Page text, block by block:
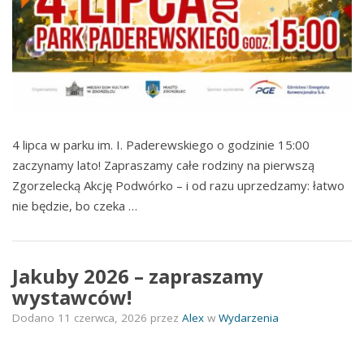
4 lipca w parku im. I. Paderewskiego o godzinie 15:00
zaczynamy lato! Zapraszamy całe rodziny na pierwszą
Zgorzelecką Akcję Podwórko – i od razu uprzedzamy: łatwo
nie będzie, bo czeka …
Jakuby 2026 – zapraszamy
wystawców!
Dodano 11 czerwca, 2026 przez Alex w Wydarzenia